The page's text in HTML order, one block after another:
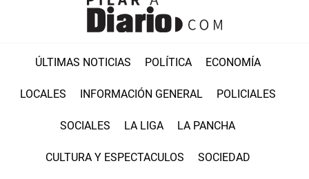
ÚLTIMAS NOTICIAS POLÍTICA ECONOMÍA
LOCALES INFORMACIÓN GENERAL POLICIALES
SOCIALES LA LIGA LA PANCHA
CULTURA Y ESPECTACULOS SOCIEDAD